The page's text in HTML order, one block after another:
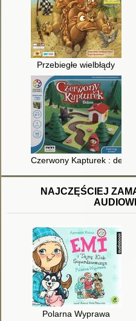
Przebiegłe wielbłądy
Czerwony Kapturek : deluxe
NAJCZĘŚCIEJ
Polarna Wyprawa